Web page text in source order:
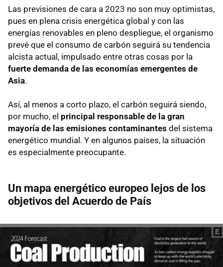
Las previsiones de cara a 2023 no son muy optimistas,
pues en plena crisis energética global y con las
energías renovables en pleno despliegue, el organismo
prevé que el consumo de carbón seguirá su tendencia
alcista actual, impulsado entre otras cosas por la
fuerte demanda de las economías emergentes de
Asia.
Así, al menos a corto plazo, el carbón seguirá siendo,
por mucho, el principal responsable de la gran
mayoría de las emisiones contaminantes del sistema
energético mundial. Y en algunos países, la situación
es especialmente preocupante.
Un mapa energético europeo lejos de los
objetivos del Acuerdo de País